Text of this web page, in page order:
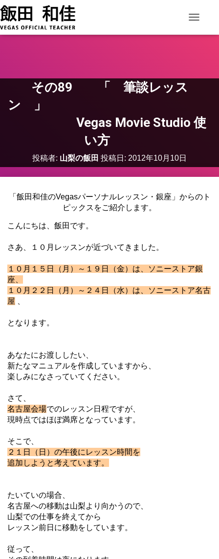
その89 「 筆談レッス
ン 」
Vegas Movie Studio 使
い方
投稿者: 山梨の飯田 投稿日: 2012年10月10日
「飯田和佳のVegasパーソナルレッスン・銀座」からのト
ピックスをご紹介します。
こんにちは、 飯田です。
さあ、１０月レッスンが近づいてきました。
１０月１５日（月）～１９日（金）は、ソニーストア銀
座、
１０月２２日（月）～２４日（水）は、ソニーストア名古
屋
となります。
あなたにお渡ししたい、
新たなマニュアルを作成していますから、
楽しみになさっていてください。
さて、
名古屋会場でのレッスン日程ですが、
現時点ではほぼ満席となっています。
そこで、
２１日（日）の午後にレッスン時間を
追加しようと考えています。
たいていの場合、
名古屋への移動は山梨より向かうので、
山梨での仕事を終えてから
レッスン前日に移動をしています。
従って、